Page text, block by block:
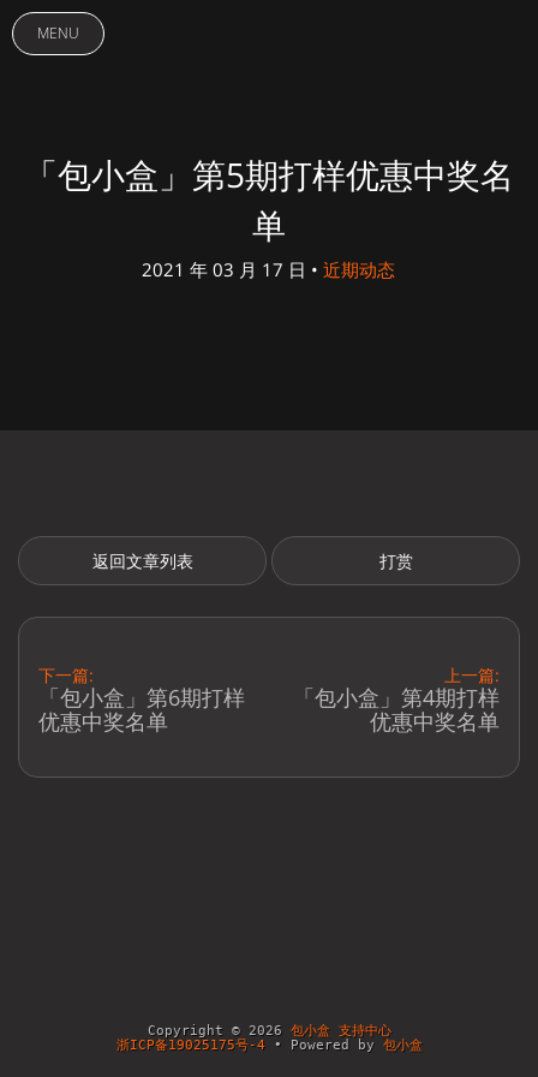
MENU
「包小盒」第5期打样优惠中奖名
单
2021 年 03 月 17 日 • 近期动态
返回文章列表 打赏
下一篇:
「包小盒」第6期打样
优惠中奖名单
上一篇:
「包小盒」第4期打样
优惠中奖名单
Copyright © 2026 包小盒 支持中心
浙ICP备19025175号-4• Powered by 包小盒